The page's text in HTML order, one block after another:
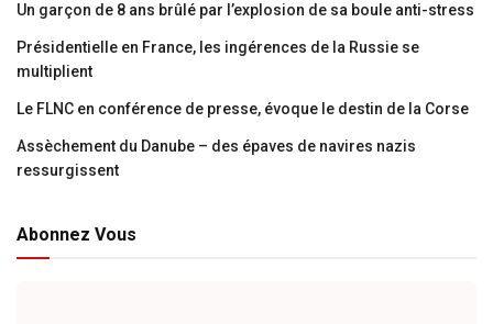
Un garçon de 8 ans brûlé par l’explosion de sa boule anti-stress
Présidentielle en France, les ingérences de la Russie se
multiplient
Le FLNC en conférence de presse, évoque le destin de la Corse
Assèchement du Danube – des épaves de navires nazis
ressurgissent
Abonnez Vous